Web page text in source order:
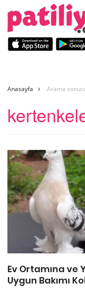
Anasayfa Arama
Ev Ortamına ve
Uygun Bakımı